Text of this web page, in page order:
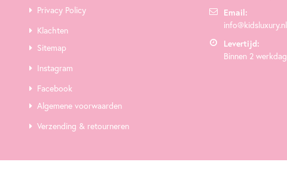
Privacy Policy
Klachten
Sitemap
Instagram
Facebook
Algemene voorwaarden
Verzending & retourneren
Email:
info@kidsluxury.nl
Levertijd:
Binnen 2